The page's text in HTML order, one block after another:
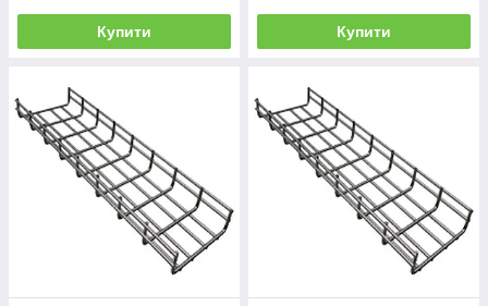
Купити Купити